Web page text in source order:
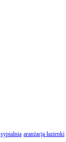
sypialnia aranżacja łazienki